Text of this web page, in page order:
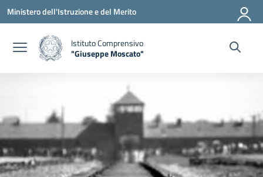
Vai ai contenuti
Vai al menu di navigazione
Vai al footer
Ministero dell'Istruzione e del Merito
Istituto Comprensivo
"Giuseppe Moscato"